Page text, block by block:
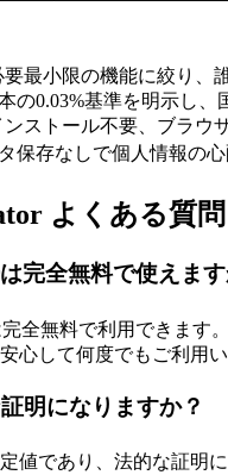
要最小限の機能に絞り、
の0.03%基準を明示し
ンストール不要、ブラウ
保存なしで個人情報の
よくある質問
完全無料で使えます
完全無料で利用できま
心して何度でもご利用い
明になりますか？
値であり、法的な証明